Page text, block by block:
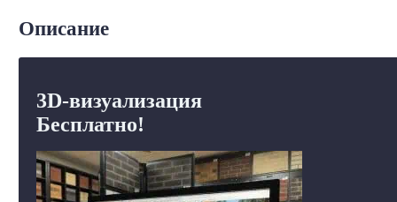
Описание
3D-визуализация
Бесплатно!